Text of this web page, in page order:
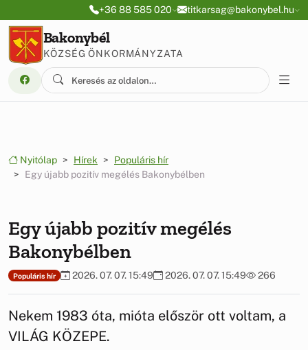
Ugrás a menüre
Ugrás a tartalomra+36 88 585 020 titkarsag@bakonybel.hu
Bakonybél
KÖZSÉG ÖNKORMÁNYZATA
Nyitólap Hírek
Populáris hír
Egy újabb pozitív megélés Bakonybélben
Egy újabb pozitív megélés
Bakonybélben
Populáris hír 2026. 07. 07. 15:49 2026. 07. 07. 15:49 266
Nekem 1983 óta, mióta először ott voltam, a
VILÁG KÖZEPE.